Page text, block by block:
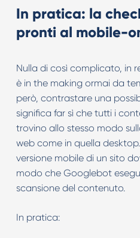
In pratica: la
pronti al mobile-
Nulla di così complicato, in
è in the making ormai da
però, contrastare una
significa far sì che tutti i
trovino allo stesso modo
web come in quella
versione mobile di un sito
modo che Googlebot
scansione del contenuto.
In pratica: